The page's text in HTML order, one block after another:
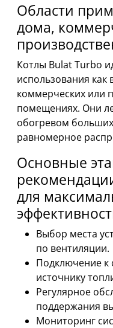
Области
дома,
Котлы Bulat Turbo
использования как
коммерческих или
помещениях. Они
обогревом
равномерное
Основные
для
Выбор места
по вентиляции.
Подключение к
источнику
Регулярное
поддержания
Мониторинг